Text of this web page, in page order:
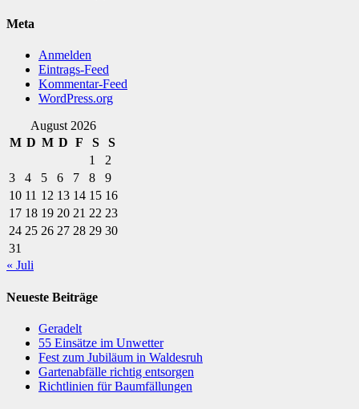
Meta
Anmelden
Eintrags-Feed
Kommentar-Feed
WordPress.org
August 2026
M D M D F S
S
1
2
3
4 5 6 7 8
9
10 11 12 13 14 15 16
17 18 19 20 21 22 23
24 25 26 27 28 29 30
31
« Juli
Neueste Beiträge
Geradelt
​55 Einsätze im Unwetter
Fest zum Jubiläum in Waldesruh
Gartenabfälle richtig entsorgen
Richtlinien für Baumfällungen